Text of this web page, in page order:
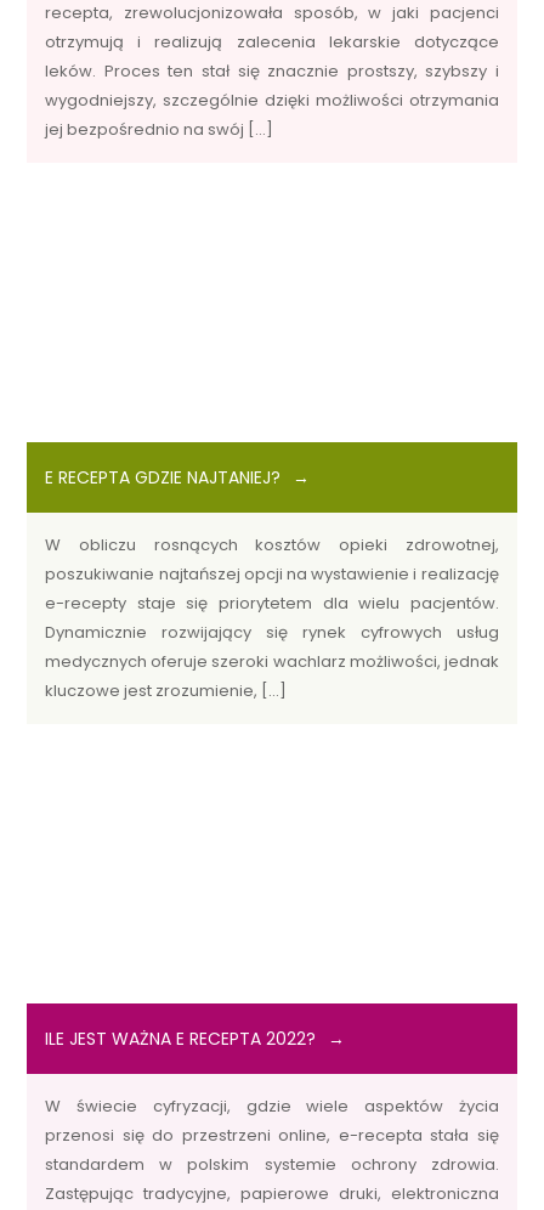
recepta, zrewolucjonizowała sposób, w jaki pacjenci
otrzymują i realizują zalecenia lekarskie dotyczące
leków. Proces ten stał się znacznie prostszy, szybszy i
wygodniejszy, szczególnie dzięki możliwości otrzymania
jej bezpośrednio na swój […]
E RECEPTA GDZIE NAJTANIEJ?
W obliczu rosnących kosztów opieki zdrowotnej,
poszukiwanie najtańszej opcji na wystawienie i realizację
e-recepty staje się priorytetem dla wielu pacjentów.
Dynamicznie rozwijający się rynek cyfrowych usług
medycznych oferuje szeroki wachlarz możliwości, jednak
kluczowe jest zrozumienie, […]
ILE JEST WAŻNA E RECEPTA 2022?
W świecie cyfryzacji, gdzie wiele aspektów życia
przenosi się do przestrzeni online, e-recepta stała się
standardem w polskim systemie ochrony zdrowia.
Zastępując tradycyjne, papierowe druki, elektroniczna